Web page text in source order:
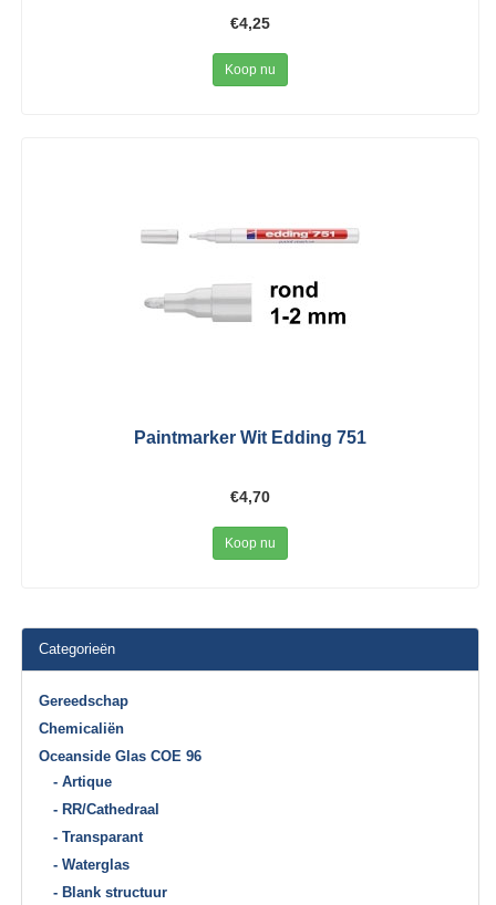
€4,25
Koop nu
Paintmarker Wit Edding 751
€4,70
Koop nu
Categorieën
Gereedschap
Chemicaliën
Oceanside Glas COE 96
- Artique
- RR/Cathedraal
- Transparant
- Waterglas
- Blank structuur